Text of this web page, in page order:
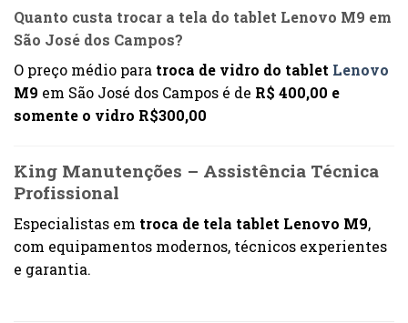
Quanto custa trocar a tela do tablet Lenovo M9 em
São José dos Campos?
O preço médio para troca de vidro do tablet Lenovo
M9 em São José dos Campos é de R$ 400,00 e
somente o vidro R$300,00
King Manutenções – Assistência Técnica
Profissional
Especialistas em troca de tela tablet Lenovo M9,
com equipamentos modernos, técnicos experientes
e garantia.